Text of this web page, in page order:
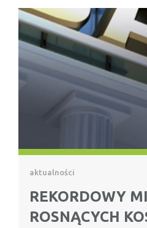
aktualności
REKORDOWY
ROSNĄCYCH